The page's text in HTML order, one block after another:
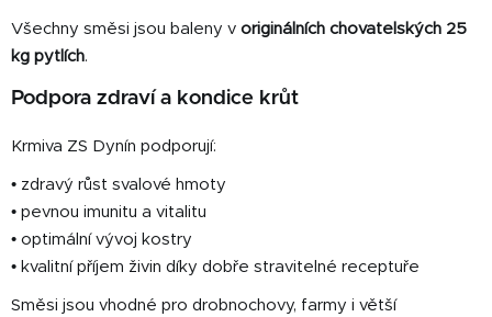
Všechny směsi jsou baleny v originálních chovatelských 25
kg pytlích.
Podpora zdraví a kondice krůt
Krmiva ZS Dynín podporují:
• zdravý růst svalové hmoty
• pevnou imunitu a vitalitu
• optimální vývoj kostry
• kvalitní příjem živin díky dobře stravitelné receptuře
Směsi jsou vhodné pro drobnochovy, farmy i větší